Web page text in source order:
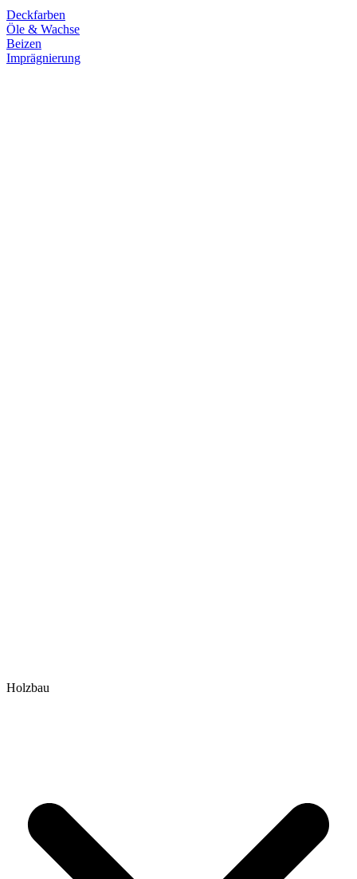
Deckfarben
Öle & Wachse
Beizen
Imprägnierung
Holzbau